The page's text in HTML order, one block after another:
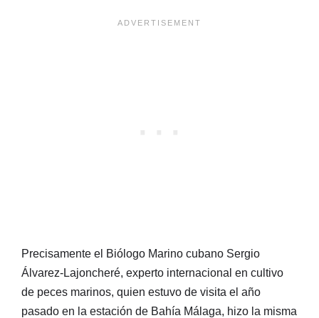
Precisamente el Biólogo Marino cubano Sergio
Álvarez-Lajoncheré, experto internacional en cultivo
de peces marinos, quien estuvo de visita el año
pasado en la estación de Bahía Málaga, hizo la misma